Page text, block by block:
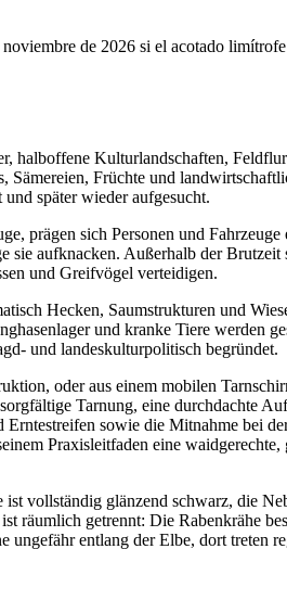
de 2026 si el acotado
Kulturlandschaften,
Früchte und
später wieder aufgesucht.
prägen sich Personen und
aufknacken. Außerhalb der
und Greifvögel verteidigen.
Hecken, Saumstrukturen und
und kranke Tiere werden
und landeskulturpolitisch begründet.
oder aus einem mobilen
Tarnung, eine durchdachte
sowie die Mitnahme bei
Praxisleitfaden eine
vollständig glänzend schwarz, die
getrennt: Die Rabenkrähe
entlang der Elbe, dort treten